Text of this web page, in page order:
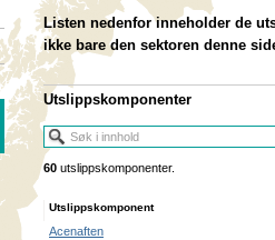
Listen nedenfor inneholder de
ikke bare den sektoren denne
Utslippskomponenter
60 utslippskomponenter.
Utslippskomponent
Acenaften